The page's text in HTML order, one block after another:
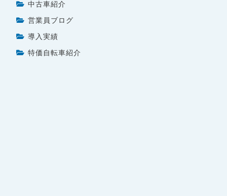
中古車紹介
営業員ブログ
導入実績
特価自転車紹介